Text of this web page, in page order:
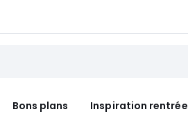
Bons plans Inspiration rentrée